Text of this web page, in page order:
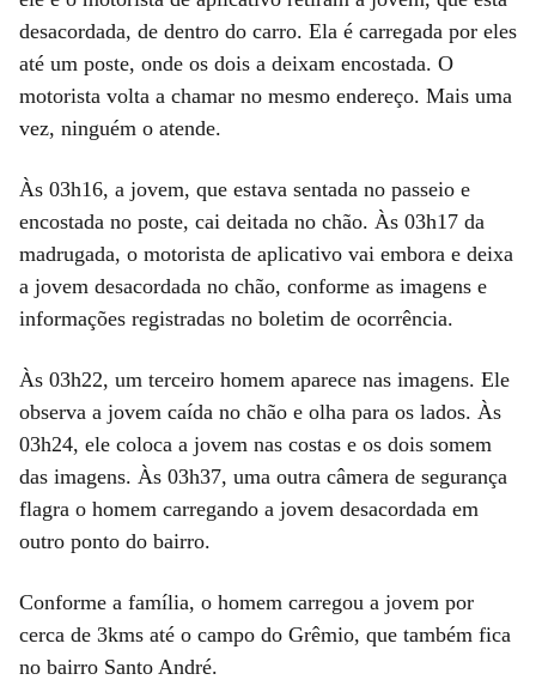
desacordada, de dentro do carro. Ela é carregada por eles
até um poste, onde os dois a deixam encostada. O
motorista volta a chamar no mesmo endereço. Mais uma
vez, ninguém o atende.
Às 03h16, a jovem, que estava sentada no passeio e
encostada no poste, cai deitada no chão. Às 03h17 da
madrugada, o motorista de aplicativo vai embora e deixa
a jovem desacordada no chão, conforme as imagens e
informações registradas no boletim de ocorrência.
Às 03h22, um terceiro homem aparece nas imagens. Ele
observa a jovem caída no chão e olha para os lados. Às
03h24, ele coloca a jovem nas costas e os dois somem
das imagens. Às 03h37, uma outra câmera de segurança
flagra o homem carregando a jovem desacordada em
outro ponto do bairro.
Conforme a família, o homem carregou a jovem por
cerca de 3kms até o campo do Grêmio, que também fica
no bairro Santo André.